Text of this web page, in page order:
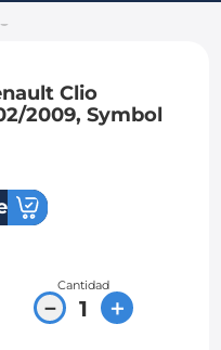
Clio
2009, Symbol
Cantidad
＋
－